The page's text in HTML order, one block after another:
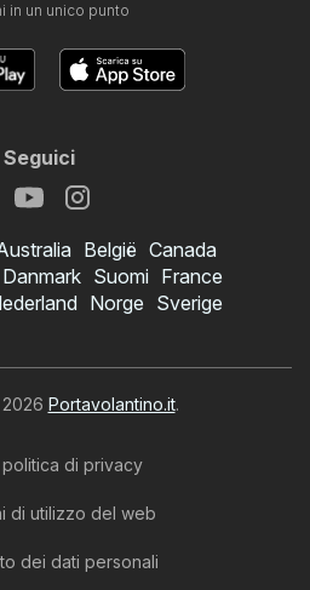
in un unico punto
Seguici
België Canada
Danmark Suomi France
Norge Sverige
Portavolantino.it.
politica di privacy
di utilizzo del web
dei dati personali